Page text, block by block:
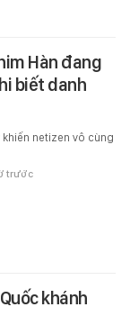
Hàn đang
biết danh
khiến netizen vô cùng
trước
khánh